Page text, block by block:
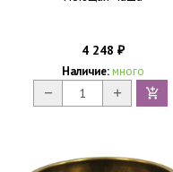
4 248 ₽
Наличие: много